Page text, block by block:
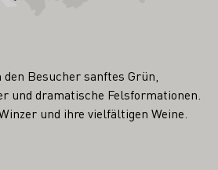
Besucher sanftes Grün,
und dramatische Felsformationen.
und ihre vielfältigen Weine.